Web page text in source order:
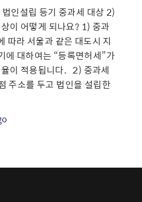
인설립 등기 중과세 대상 2)
이 어떻게 되나요? 1) 중과
따라 서울과 같은 대도시 지
에 대하여는 “등록면허세”가
이 적용됩니다. ​ ​ 2) 중과세
주소를 두고 법인을 설립한